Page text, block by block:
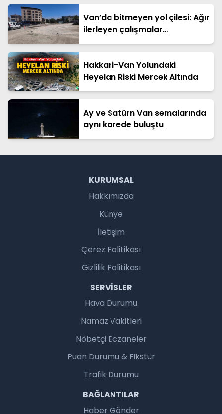
Van’da bitmeyen yol çilesi: Ağır
ilerleyen çalışmalar
vatandaşın tepkisini çekiyor
Hakkari-Van Yolundaki
Heyelan Riski Mercek Altında
Ay ve Satürn Van semalarında
aynı karede buluştu
KURUMSAL
Hakkımızda
Künye
İletişim
Çerez Politikası
Gizlilik Politikası
SERVISLER
Hava Durumu
Namaz Vakitleri
Nöbetçi Eczaneler
Puan Durumu & Fikstür
Trafik Durumu
BAĞLANTILAR
Haber Gönder